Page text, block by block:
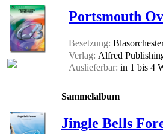
Portsmouth
Besetzung:
Verlag: Alfred
Auslieferbar: in 1 bis 4
Sammelalbum
Jingle Bells